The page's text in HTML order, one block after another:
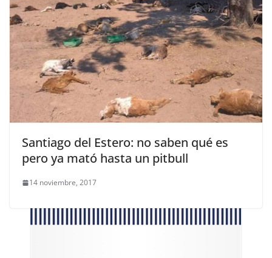
Santiago del Estero: no saben qué es
pero ya mató hasta un pitbull
14 noviembre, 2017